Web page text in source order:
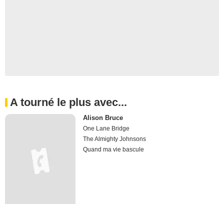
A tourné le plus avec...
Alison Bruce
One Lane Bridge
The Almighty Johnsons
Quand ma vie bascule